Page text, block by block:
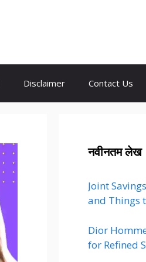
Disclaimer Contact Us
नवीनतम लेख
Joint
and Things
Dior
for Refined